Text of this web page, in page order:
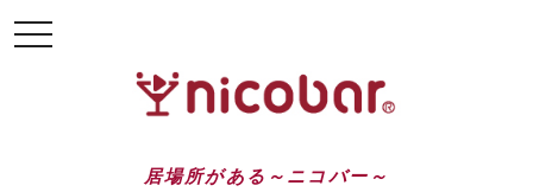
居場所がある～ニコバー～
toggle
navigation